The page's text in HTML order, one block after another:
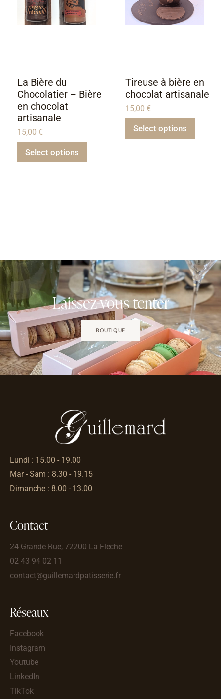
La Bière du
Chocolatier – Bière
en chocolat
artisanale
15,00 €
Select options
Tireuse à bière en
chocolat artisanale
15,00 €
Select options
Laissez-vous tenter
BOUTIQUE
Lundi : 15.00 - 19.00
Mar - Sam : 8.30 - 19.15
Dimanche : 8.00 - 13.00
Contact
24 Grande Rue, 72200 La Flèche
02 43 94 02 11
contact@guillemardpatisserie.fr
Réseaux
Facebook
Instagram
Youtube
LinkedIn
TikTok